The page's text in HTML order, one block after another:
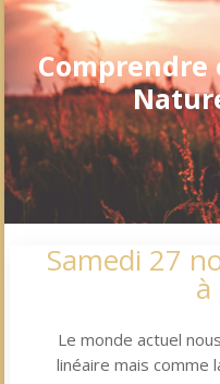
Comprendre
Samedi 27
à
Le monde actuel
linéaire mais comme